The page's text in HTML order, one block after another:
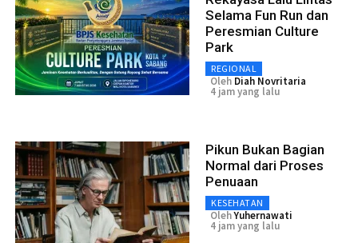
Selama Fun Run dan
Peresmian Culture
Park
REGIONAL
Oleh Diah Novritaria
4 jam yang lalu
Pikun Bukan Bagian
Normal dari Proses
Penuaan
KESEHATAN
OlehYuhernawati
4 jam yang lalu